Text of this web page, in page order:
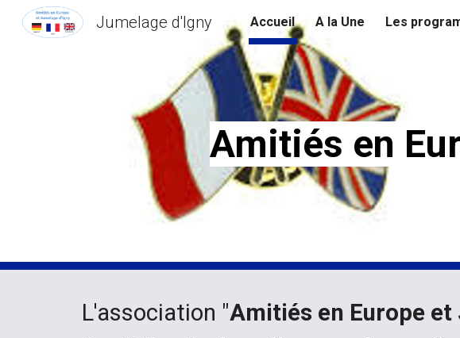
Skip to main content
Jumelage d'Igny Accueil A la Une Les
Amitiés en
L'association "Amitiés en Europe et